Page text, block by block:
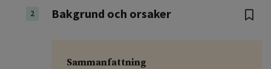
2 Bakgrund och orsaker
Sammanfattning